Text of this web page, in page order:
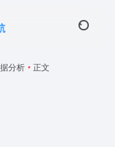
分析 • 正文